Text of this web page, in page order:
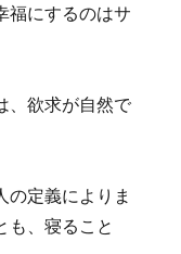
福にするのはサ
、欲求が自然で
の定義によりま
も、寝ること